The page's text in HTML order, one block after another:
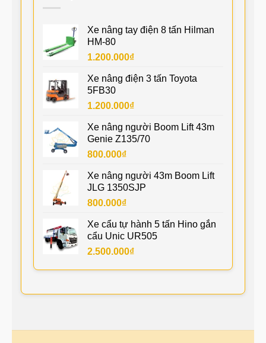
Xe nâng tay điện 8 tấn Hilman
HM-80
1.200.000₫
Xe nâng điện 3 tấn Toyota
5FB30
1.200.000₫
Xe nâng người Boom Lift 43m
Genie Z135/70
800.000₫
Xe nâng người 43m Boom Lift
JLG 1350SJP
800.000₫
Xe cẩu tự hành 5 tấn Hino gắn
cẩu Unic UR505
2.500.000₫